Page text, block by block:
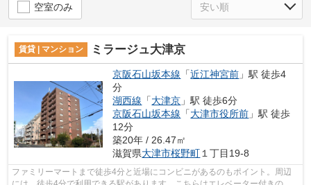
空室のみ
賃貸 | マンション ミラージュ大津京
京阪石山坂本線 「近江神宮前 」駅 徒歩4
分
湖西線 「大津京 」駅 徒歩6分
京阪石山坂本線 「大津市役所前 」駅 徒歩
12分
築20年 / 26.47㎡
滋賀県大津市桜野町１丁目19-8
ファミリーマートまで徒歩4分と近場にコンビニがあるのもポイント。周辺